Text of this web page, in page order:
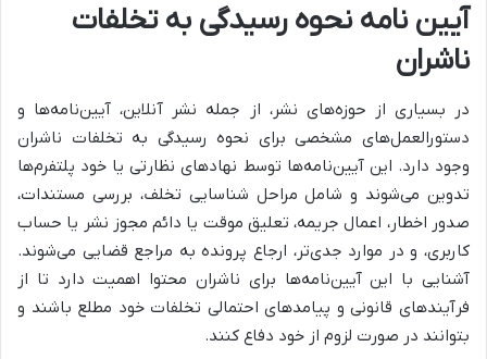
آیین نامه نحوه رسیدگی به تخلفات
ناشران
در بسیاری از حوزه‌های نشر، از جمله نشر آنلاین، آیین‌نامه‌ها و
دستورالعمل‌های مشخصی برای نحوه رسیدگی به تخلفات ناشران
وجود دارد. این آیین‌نامه‌ها توسط نهادهای نظارتی یا خود پلتفرم‌ها
تدوین می‌شوند و شامل مراحل شناسایی تخلف، بررسی مستندات،
صدور اخطار، اعمال جریمه، تعلیق موقت یا دائم مجوز نشر یا حساب
کاربری، و در موارد جدی‌تر، ارجاع پرونده به مراجع قضایی می‌شوند.
آشنایی با این آیین‌نامه‌ها برای ناشران محتوا اهمیت دارد تا از
فرآیندهای قانونی و پیامدهای احتمالی تخلفات خود مطلع باشند و
بتوانند در صورت لزوم از خود دفاع کنند.